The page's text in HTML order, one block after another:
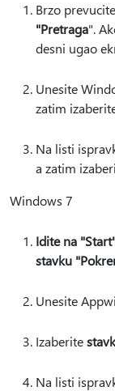
Brzo
"Pretraga".
desni ugao
Unesite
zatim
Na listi
a zatim
Windows 7
Idite na
stavku
Unesite
Izaberite
Na listi